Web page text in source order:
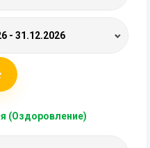
- 31.12.2026
(Оздоровление)